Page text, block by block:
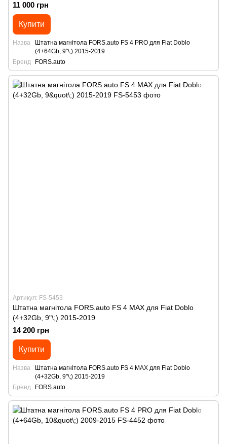
11 000 грн
Купити
Назва
Штатна магнітола FORS.auto FS 4 PRO для Fiat Doblo
(4+64Gb, 9"\;) 2015-2019
Бренд
FORS.auto
Артикул: FS-5453
Штатна магнітола FORS.auto FS 4 MAX для Fiat Doblo
(4+32Gb, 9"\;) 2015-2019
14 200 грн
Купити
Назва
Штатна магнітола FORS.auto FS 4 MAX для Fiat Doblo
(4+32Gb, 9"\;) 2015-2019
Бренд
FORS.auto